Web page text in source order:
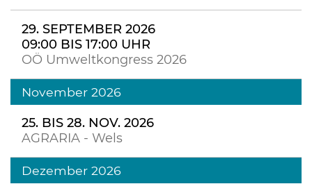
29. SEPTEMBER 2026
09:00 BIS 17:00 UHR
OÖ Umweltkongress 2026
November 2026
25. BIS 28. NOV. 2026
AGRARIA - Wels
Dezember 2026